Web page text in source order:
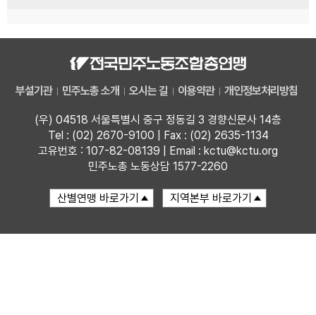
부설기관 민주노총 소개 오시는 길 이용약관 개인정보처리방침
(우) 04518 서울특별시 중구 정동길 3 경향신문사 14층
Tel : (02) 2670-9100 | Fax : (02) 2635-1134
고유번호 : 107-82-08139 | Email : kctu@kctu.org
민주노총 노동상담 1577-2260